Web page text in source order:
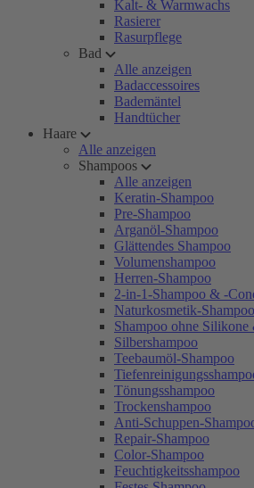
Kalt- & Warmwachs
Rasierer
Rasurpflege
Bad
Alle anzeigen
Badaccessoires
Bademäntel
Handtücher
Haare
Alle anzeigen
Shampoos
Alle anzeigen
Keratin-Shampoo
Pre-Shampoo
Arganöl-Shampoo
Glättendes Shampoo
Volumenshampoo
Herren-Shampoo
2-in-1-Shampoo & -
Naturkosmetik-Shampoo
Shampoo ohne Silikone
Silbershampoo
Teebaumöl-Shampoo
Tönungsshampoo
Trockenshampoo
Anti-Schuppen-
Repair-Shampoo
Color-Shampoo
Feuchtigkeitsshampoo